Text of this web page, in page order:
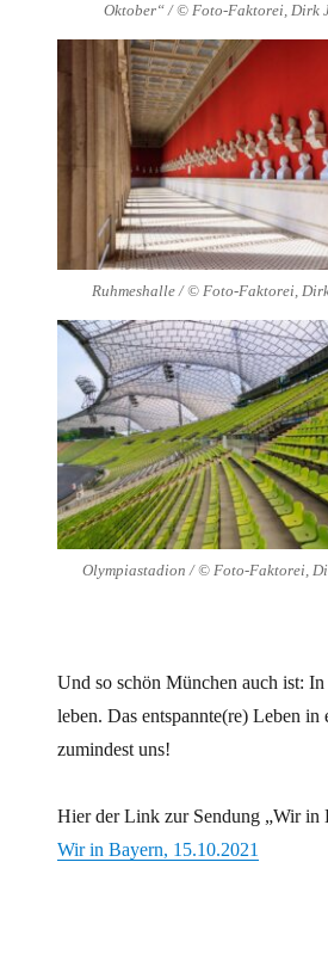
Oktober“ / © Foto-Faktorei, Dirk
Ruhmeshalle / © Foto-Faktorei,
Olympiastadion / © Foto-Faktorei,
Und so schön München auch ist:
leben. Das entspannte(re) Leben
zumindest uns!
Hier der Link zur Sendung „Wir in
Wir in Bayern, 15.10.2021